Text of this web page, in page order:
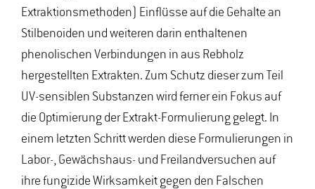
Extraktionsmethoden) Einflüsse auf die Gehalte an
Stilbenoiden und weiteren darin enthaltenen
phenolischen Verbindungen in aus Rebholz
hergestellten Extrakten. Zum Schutz dieser zum Teil
UV-sensiblen Substanzen wird ferner ein Fokus auf
die Optimierung der Extrakt-Formulierung gelegt. In
einem letzten Schritt werden diese Formulierungen in
Labor-, Gewächshaus- und Freilandversuchen auf
ihre fungizide Wirksamkeit gegen den Falschen